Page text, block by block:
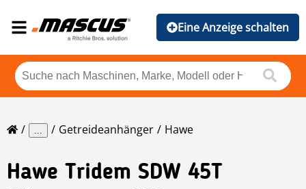
Eine Anzeige schalten
... Getreideanhänger Hawe
Hawe Tridem SDW 45T